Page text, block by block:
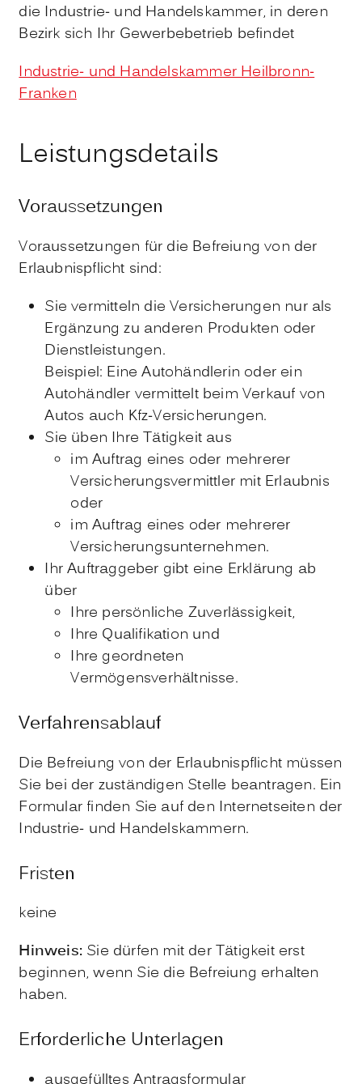
die Industrie- und Handelskammer, in deren
Bezirk sich Ihr Gewerbebetrieb befindet
Industrie- und Handelskammer Heilbronn-
Franken
Leistungsdetails
Voraussetzungen
Voraussetzungen für die Befreiung von der
Erlaubnispflicht sind:
Sie vermitteln die Versicherungen nur als
Ergänzung zu anderen Produkten oder
Dienstleistungen.
Beispiel: Eine Autohändlerin oder ein
Autohändler vermittelt beim Verkauf von
Autos auch Kfz-Versicherungen.
Sie üben Ihre Tätigkeit aus
im Auftrag eines oder mehrerer
Versicherungsvermittler mit Erlaubnis
oder
im Auftrag eines oder mehrerer
Versicherungsunternehmen.
Ihr Auftraggeber gibt eine Erklärung ab
über
Ihre persönliche Zuverlässigkeit,
Ihre Qualifikation und
Ihre geordneten
Vermögensverhältnisse.
Verfahrensablauf
Die Befreiung von der Erlaubnispflicht müssen
Sie bei der zuständigen Stelle beantragen. Ein
Formular finden Sie auf den Internetseiten der
Industrie- und Handelskammern.
Fristen
keine
Hinweis: Sie dürfen mit der Tätigkeit erst
beginnen, wenn Sie die Befreiung erhalten
haben.
Erforderliche Unterlagen